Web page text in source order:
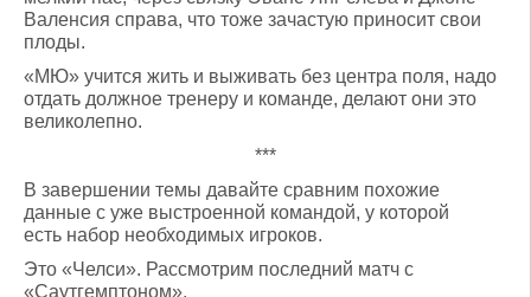
Валенсия справа, что тоже зачастую приносит свои
плоды.
«МЮ» учится жить и выживать без центра поля, надо
отдать должное тренеру и команде, делают они это
великолепно.
***
В завершении темы давайте сравним похожие
данные с уже выстроенной командой, у которой
есть набор необходимых игроков.
Это «Челси». Рассмотрим последний матч с
«Саутгемптоном».